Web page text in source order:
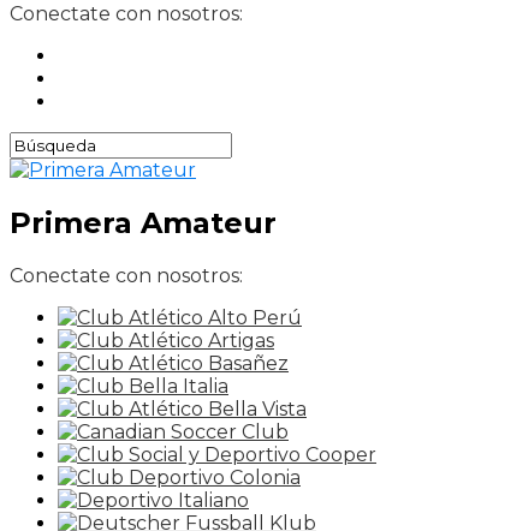
Conectate con nosotros:
Primera Amateur
Conectate con nosotros: